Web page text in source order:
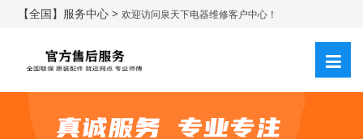
【全国】服务中心 >欢迎访问泉天下电器维修客户中心！